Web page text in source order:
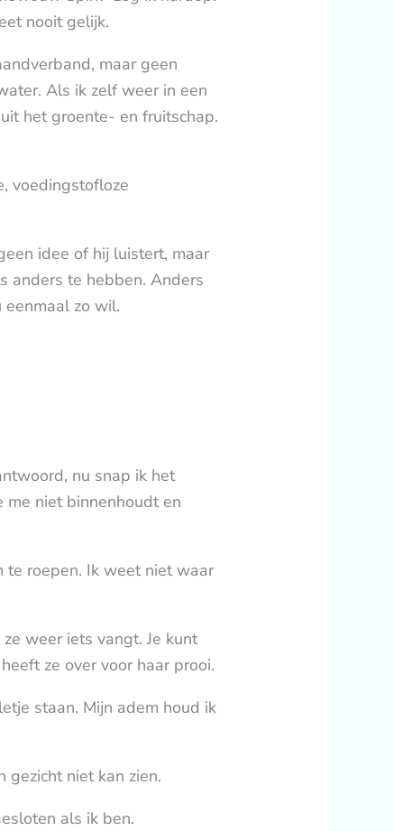
nooit gelijk.
maar geen
Als ik zelf weer in een
het groente- en fruitschap.
voedingstofloze
idee of hij luistert, maar
anders te hebben. Anders
zo wil.
nu snap ik het
me niet binnenhoudt en
te roepen. Ik weet niet waar
weer iets vangt. Je kunt
ze over voor haar prooi.
staan. Mijn adem houd ik
gezicht niet kan zien.
als ik ben.